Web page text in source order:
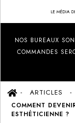
LE MÉDIA
NOS BUREAUX
COMMANDES
ARTICLES
COMMENT
ESTHÉTICIENNE ?